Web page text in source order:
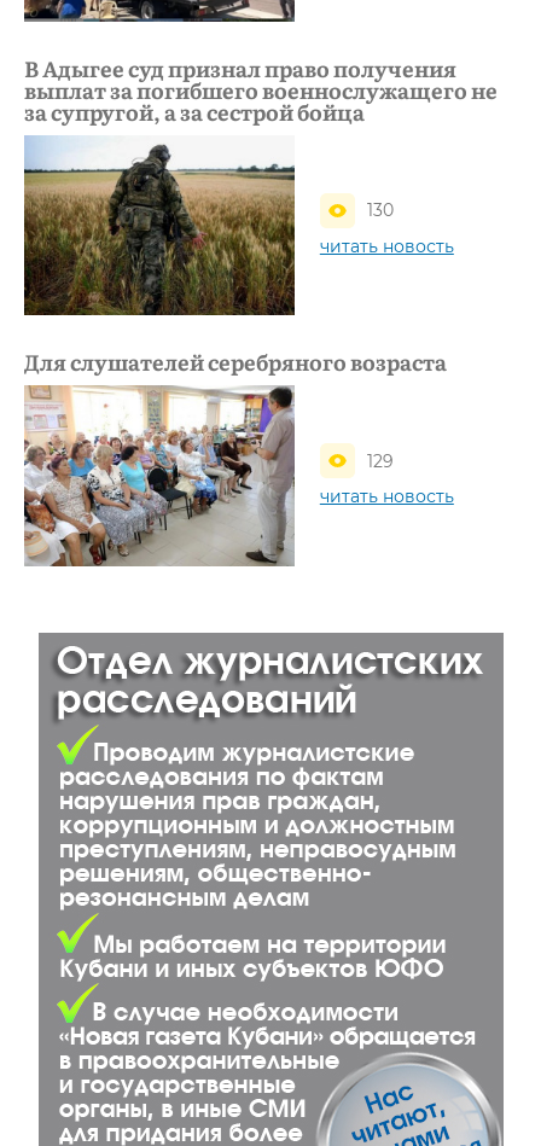
В Адыгее суд признал право получения
выплат за погибшего военнослужащего не
за супругой, а за сестрой бойца
130
читать новость
Для слушателей серебряного возраста
129
читать новость